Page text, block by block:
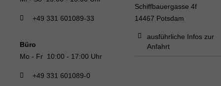
+49 331 601089-33
Büro
Mo - Fr 10:00 - 17:00 Uhr
+49 331 601089-0
Schiffbauergasse 4f
14467 Potsdam
ausführliche Infos zur
Anfahrt